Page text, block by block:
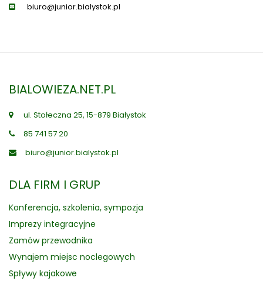
biuro@junior.bialystok.pl
BIALOWIEZA.NET.PL
ul. Stołeczna 25, 15-879 Białystok
85 741 57 20
biuro@junior.bialystok.pl
DLA FIRM I GRUP
Konferencja, szkolenia, sympozja
Imprezy integracyjne
Zamów przewodnika
Wynajem miejsc noclegowych
Spływy kajakowe